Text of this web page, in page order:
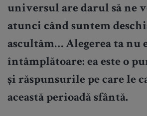
universul are darul să ne
atunci când suntem
ascultăm… Alegerea ta nu
întâmplătoare: ea este o
și răspunsurile pe care le
această perioadă sfântă.